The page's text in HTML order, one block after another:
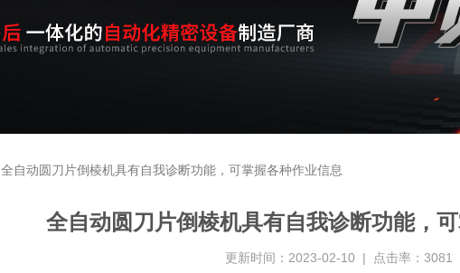
全自动圆刀片倒棱机具有自我诊断功能，可掌握各种作业信息
全自动圆刀片倒棱机具有自我诊断功能，
更新时间：2023-02-10 | 点击率：3081